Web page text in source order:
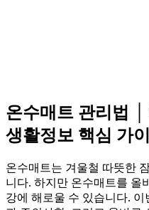
온수매트 관리법
생활정보 핵심 가
온수매트는 겨울철 따뜻한
니다. 하지만 온수매트를 올
강에 해로울 수 있습니다.